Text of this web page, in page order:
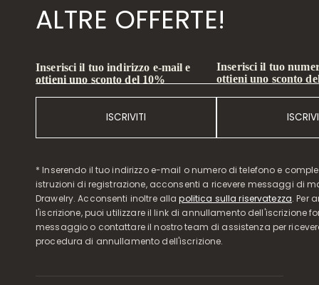
ALTRE OFFERTE!
Inserisci il tuo indirizzo e-mail e
ottieni uno sconto del 10%
ISCRIVITI
Inserisci il tuo
ottieni uno sconto
* Inserendo il tuo indirizzo e-mail o numero di telefono e
istruzioni di registrazione, acconsenti a ricevere messaggi di
Drawelry. Acconsenti inoltre allapolitica sulla riservatezza. Per
l'iscrizione, puoi utilizzare il link di annullamento dell'iscrizione
messaggio o contattare il nostro team di assistenza per
procedura di annullamento dell'iscrizione.